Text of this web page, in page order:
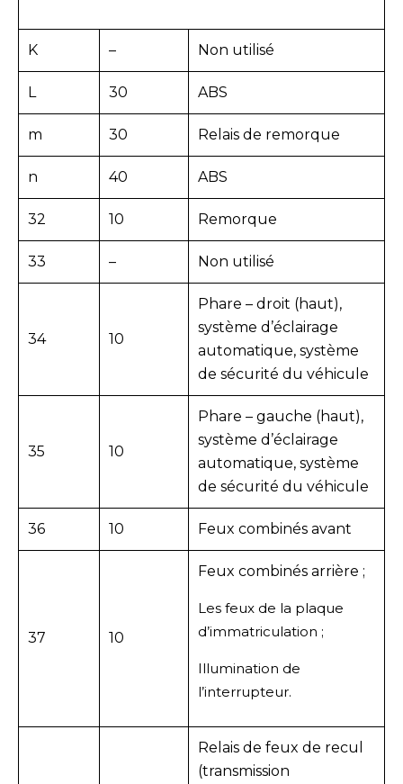
K – Non utilisé
L 30 ABS
m 30 Relais de remorque
n 40 ABS
32 10 Remorque
33 – Non utilisé
34 10
Phare – droit (haut),
système d’éclairage
automatique, système
de sécurité du véhicule
35 10
Phare – gauche (haut),
système d’éclairage
automatique, système
de sécurité du véhicule
36 10 Feux combinés avant
37 10
Feux combinés arrière ;
Les feux de la plaque
d’immatriculation ;
Illumination de
l’interrupteur.
Relais de feux de recul
(transmission